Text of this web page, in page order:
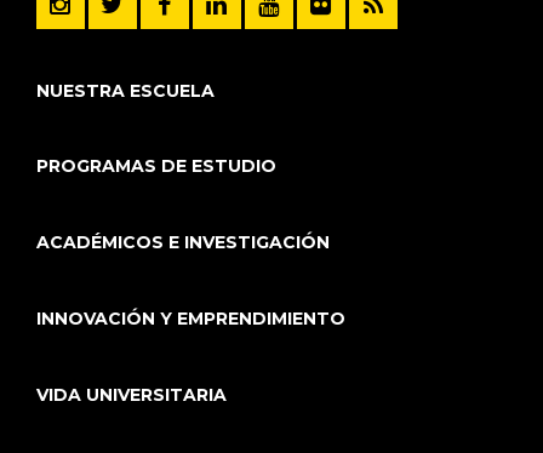
NUESTRA ESCUELA
PROGRAMAS DE ESTUDIO
ACADÉMICOS E INVESTIGACIÓN
INNOVACIÓN Y EMPRENDIMIENTO
VIDA UNIVERSITARIA